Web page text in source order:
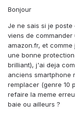
Bonjour
Je ne sais si je
viens de
amazon.fr, et
une bonne
brilliant), j'ai deja
anciens smartphone
remplacer (genre 10
refaire la meme
baie ou ailleurs ?